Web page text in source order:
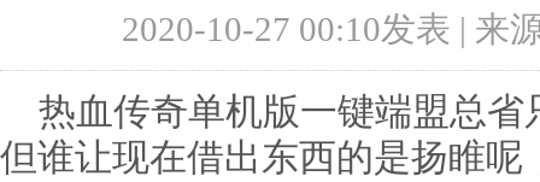
2020-10-27 00:10发表 | 来
热血传奇单机版一键端盟总省
但谁让现在借出东西的是扬睢